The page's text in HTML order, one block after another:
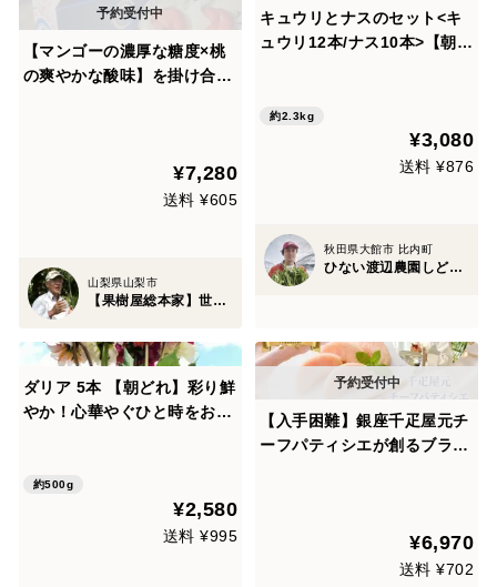
【マンゴーの濃厚な糖度×桃
の爽やかな酸味】を掛け合わ
g3～4個【朝どれ】【家庭
用・贈り物】【8月中旬予
¥7,280
送料 ¥605
山梨県山梨市
【果樹屋総本家】世界の丹沢ネクタリン
キュウリとナスのセット<キ
ュウリ12本/ナス10本>【朝ど
約2.3kg
¥3,080
送料 ¥876
秋田県大館市 比内町
ひない渡辺農園しどけ村
ダリア 5本 【朝どれ】彩り鮮
やか！心華やぐひと時をお届
約500g
¥2,580
送料 ¥995
【入手困難】銀座千疋屋元チ
ーフパティシエが創るブラン
贅沢お中元ギフト【7月中旬
¥6,970
送料 ¥702